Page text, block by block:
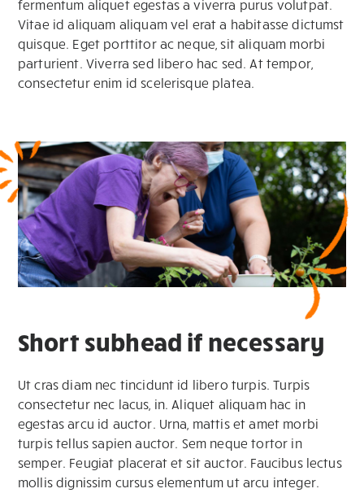
fermentum aliquet egestas a viverra purus volutpat.
Vitae id aliquam aliquam vel erat a habitasse dictumst
quisque. Eget porttitor ac neque, sit aliquam morbi
parturient. Viverra sed libero hac sed. At tempor,
consectetur enim id scelerisque platea.
Short subhead if necessary
Ut cras diam nec tincidunt id libero turpis. Turpis
consectetur nec lacus, in. Aliquet aliquam hac in
egestas arcu id auctor. Urna, mattis et amet morbi
turpis tellus sapien auctor. Sem neque tortor in
semper. Feugiat placerat et sit auctor. Faucibus lectus
mollis dignissim cursus elementum ut arcu integer.